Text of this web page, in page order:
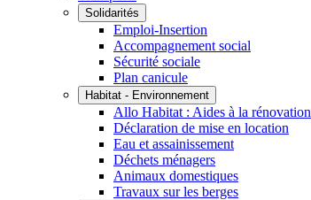
Solidarités
Emploi-Insertion
Accompagnement social
Sécurité sociale
Plan canicule
Habitat - Environnement
Allo Habitat : Aides à la rénovation
Déclaration de mise en location
Eau et assainissement
Déchets ménagers
Animaux domestiques
Travaux sur les berges